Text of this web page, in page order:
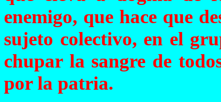
enemigo, que hace que
sujeto colectivo, en el
chupar la sangre de
por la patria.